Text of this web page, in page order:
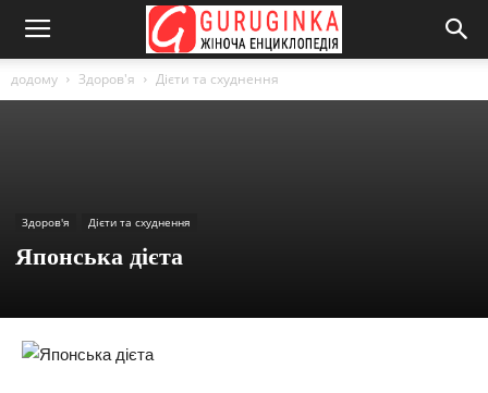
додому Здоров'я Дієти та схуднення
Здоров'я Дієти та схуднення
Японська дієта